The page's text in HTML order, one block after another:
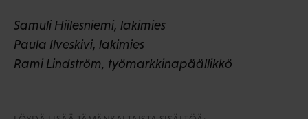
Samuli Hiilesniemi, lakimies
Paula Ilveskivi, lakimies
Rami Lindström, työmarkkinapäällikkö